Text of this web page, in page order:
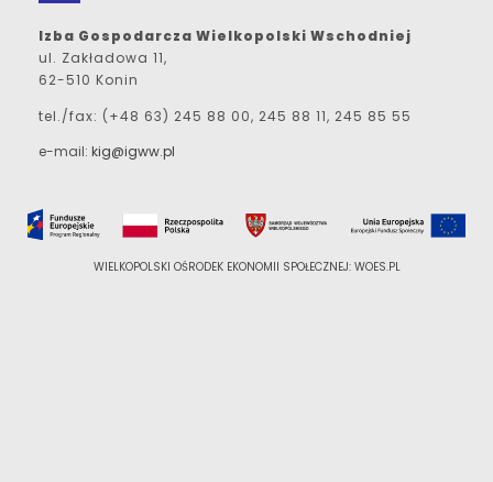
Izba Gospodarcza Wielkopolski Wschodniej
ul. Zakładowa 11,
62-510 Konin
tel./fax: (+48 63) 245 88 00, 245 88 11, 245 85 55
e-mail: kig@igww.pl
WIELKOPOLSKI OŚRODEK EKONOMII SPOŁECZNEJ: WOES.PL